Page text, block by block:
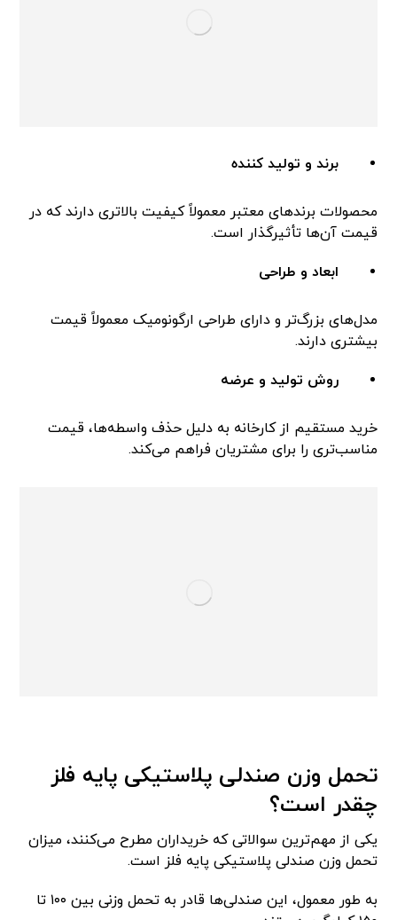
برند و تولید کننده
محصولات برندهای معتبر معمولاً کیفیت بالاتری دارند که در
قیمت آن‌ها تأثیرگذار است.
ابعاد و طراحی
مدل‌های بزرگ‌تر و دارای طراحی ارگونومیک معمولاً قیمت
بیشتری دارند.
روش تولید و عرضه
خرید مستقیم از کارخانه به دلیل حذف واسطه‌ها، قیمت
مناسب‌تری را برای مشتریان فراهم می‌کند.
تحمل وزن صندلی پلاستیکی پایه فلز
چقدر است؟
یکی از مهم‌ترین سوالاتی که خریداران مطرح می‌کنند، میزان
تحمل وزن صندلی پلاستیکی پایه فلز است.
به طور معمول، این صندلی‌ها قادر به تحمل وزنی بین ۱۰۰ تا